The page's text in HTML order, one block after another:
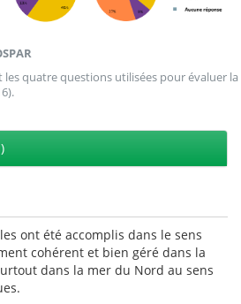
quatre questions utilisées pour évaluer la
ont été accomplis dans le sens
cohérent et bien géré dans la
dans la mer du Nord au sens